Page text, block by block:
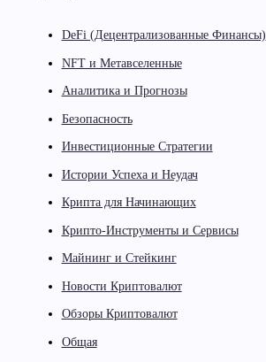
DeFi (Децентрализованные Финансы)
NFT и Метавселенные
Аналитика и Прогнозы
Безопасность
Инвестиционные Стратегии
Истории Успеха и Неудач
Крипта для Начинающих
Крипто-Инструменты и Сервисы
Майнинг и Стейкинг
Новости Криптовалют
Обзоры Криптовалют
Общая